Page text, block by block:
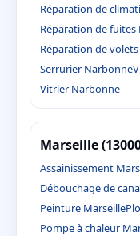
Réparation de
Réparation de
Réparation de
Serrurier Narbonne
Vitrier Narbonne
Marseille
Assainissement
Débouchage de
Peinture Marseille
Pompe à chaleur